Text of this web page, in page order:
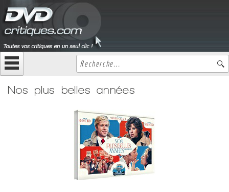
Nos plus belles années